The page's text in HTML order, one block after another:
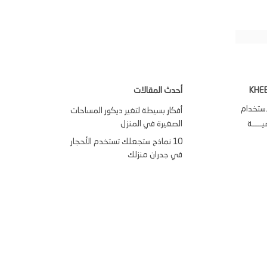
أحدث المقالات
أفكار بسيطة لتغير ديكور المساحات
الصغيرة في المنزل
10 نماذج ستجعلك تستخدم الأحجار
في جدران منزلك